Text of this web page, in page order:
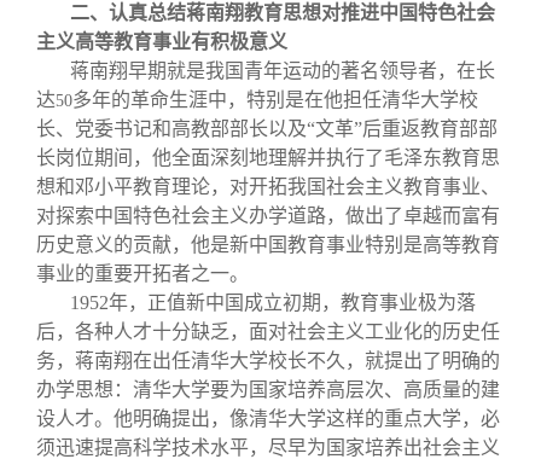
二、认真总结蒋南翔教育思想对推进中国特色社会
主义高等教育事业有积极意义
蒋南翔早期就是我国青年运动的著名领导者，在长
达50多年的革命生涯中，特别是在他担任清华大学校
长、党委书记和高教部部长以及“文革”后重返教育部部
长岗位期间，他全面深刻地理解并执行了毛泽东教育思
想和邓小平教育理论，对开拓我国社会主义教育事业、
对探索中国特色社会主义办学道路，做出了卓越而富有
历史意义的贡献，他是新中国教育事业特别是高等教育
事业的重要开拓者之一。
1952年，正值新中国成立初期，教育事业极为落
后，各种人才十分缺乏，面对社会主义工业化的历史任
务，蒋南翔在出任清华大学校长不久，就提出了明确的
办学思想：清华大学要为国家培养高层次、高质量的建
设人才。他明确提出，像清华大学这样的重点大学，必
须迅速提高科学技术水平，尽早为国家培养出社会主义